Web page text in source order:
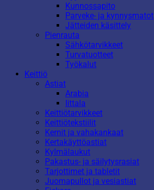
Kunnossapito
Parveke- ja kynnysmatot
Jätteiden käsittely
Pienrauta
Sähkötarvikkeet
Turvatuotteet
Työkalut
Keittiö
Astiat
Arabia
Iittala
Keittiötarvikkeet
Keittiötekstiilit
Kernit ja vahakankaat
Kertakäyttöastiat
Kylmälaukut
Pakastus- ja säilytysrasiat
Tarjottimet ja tabletit
Juomapullot ja vesiastiat